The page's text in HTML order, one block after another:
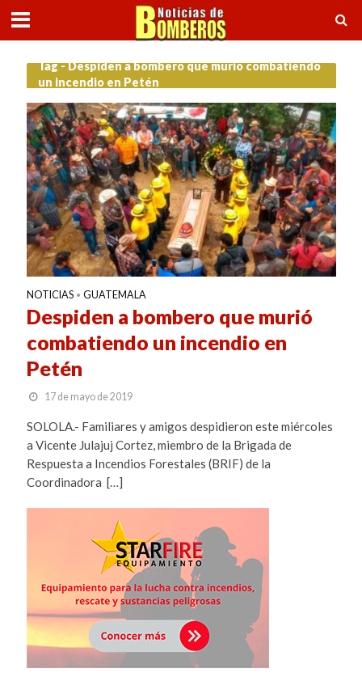
Tag - Despiden a bombero que murió combatiendo
un incendio en Petén
NOTICIAS • GUATEMALA
Despiden a bombero que murió
combatiendo un incendio en
Petén
17 de mayo de 2019
SOLOLA.- Familiares y amigos despidieron este miércoles
a Vicente Julajuj Cortez, miembro de la Brigada de
Respuesta a Incendios Forestales (BRIF) de la
Coordinadora […]